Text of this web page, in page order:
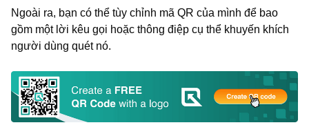
Ngoài ra, bạn có thể tùy chỉnh mã QR của mình để bao
gồm một lời kêu gọi hoặc thông điệp cụ thể khuyến khích
người dùng quét nó.